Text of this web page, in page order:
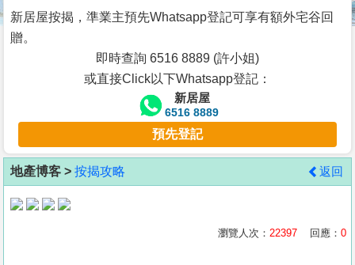
谷
按
客
地
產
新居屋按揭，準業主預先Whatsapp登記可享有額外宅谷回
贈。
即時查詢 6516 8889 (許小姐)
或直接Click以下Whatsapp登記：
新居屋
6516 8889
預先登記
地產博客 > 按揭攻略 返回
瀏覽人次： 22397 回應： 0